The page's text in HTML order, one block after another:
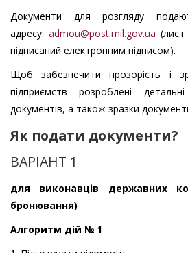
Документи для розгляду
адресу:admou@post.mil.gov.ua
підписаний електронним підписом).
Щоб забезпечити прозорість і
підприємств розроблені
документів, а також зразки
Як подати документи?
ВАРІАНТ 1
для виконавців державних
бронювання)
Алгоритм дій № 1